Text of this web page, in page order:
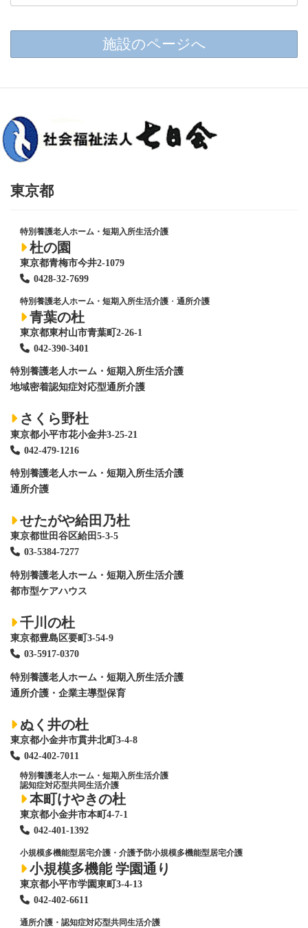
施設のページへ
東京都
特別養護老人ホーム・短期入所生活介護
杜の園
東京都青梅市今井2-1079
0428-32-7699
特別養護老人ホーム・短期入所生活介護 ・ 通所介護
青葉の杜
東京都東村山市青葉町2-26-1
042-390-3401
特別養護老人ホーム ・短期入所生活介護
地域密着認知症対応型通所介護
さくら野杜
東京都小平市花小金井3-25-21
042-479-1216
特別養護老人ホーム ・短期入所生活介護
通所介護
せたがや給田乃杜
東京都世田谷区給田5-3-5
03-5384-7277
特別養護老人ホーム ・短期入所生活介護
都市型ケアハウス
千川の杜
東京都豊島区要町3-54-9
03-5917-0370
特別養護老人ホーム ・短期入所生活介護
通所介護・企業主導型保育
ぬく井の杜
東京都小金井市貫井北町3-4-8
042-402-7011
特別養護老人ホーム ・短期入所生活介護
認知症対応型共同生活介護
本町けやきの杜
東京都小金井市本町4-7-1
042-401-1392
小規模多機能型居宅介護・介護予防小規模多機能型居宅介護
小規模多機能 学園通り
東京都小平市学園東町3-4-13
042-402-6611
通所介護・認知症対応型共同生活介護